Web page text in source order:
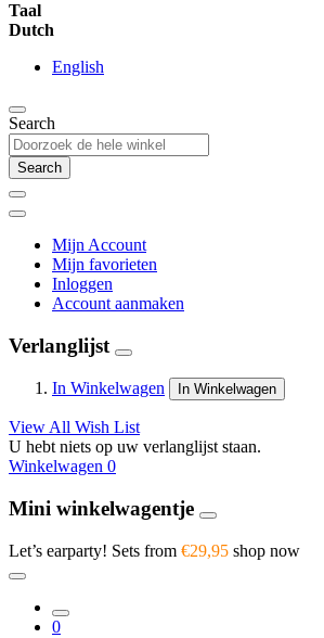
Taal
Dutch
English
Search
Search
Mijn Account
Mijn favorieten
Inloggen
Account aanmaken
Verlanglijst
In Winkelwagen In Winkelwagen
View All Wish List
U hebt niets op uw verlanglijst staan.
Winkelwagen 0
Mini winkelwagentje
Let’s earparty! Sets from €29,95 shop now
0